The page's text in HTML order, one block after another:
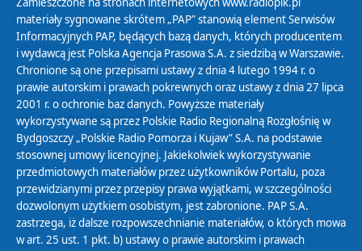
Polityka ochrony danych osobowych
Abonament
Zamówienia publiczne
Biuletyn Informacji Publicznej
materiały sygnowane skrótem „PAP” stanowią element Serwisów
Informacyjnych PAP, będących bazą danych, których producentem
i wydawcą jest Polska Agencja Prasowa S.A. z siedzibą w Warszawie.
Chronione są one przepisami ustawy z dnia 4 lutego 1994 r. o
prawie autorskim i prawach pokrewnych oraz ustawy z dnia 27 lipca
2001 r. o ochronie baz danych. Powyższe materiały
wykorzystywane są przez Polskie Radio Regionalną Rozgłośnię w
Bydgoszczy „Polskie Radio Pomorza i Kujaw” S.A. na podstawie
stosownej umowy licencyjnej. Jakiekolwiek wykorzystywanie
przedmiotowych materiałów przez użytkowników Portalu, poza
przewidzianymi przez przepisy prawa wyjątkami, w szczególności
dozwolonym użytkiem osobistym, jest zabronione. PAP S.A.
zastrzega, iż dalsze rozpowszechnianie materiałów, o których mowa
w art. 25 ust. 1 pkt. b) ustawy o prawie autorskim i prawach